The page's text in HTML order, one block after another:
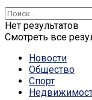
Нет результатов
Смотреть все
Новости
Общество
Спорт